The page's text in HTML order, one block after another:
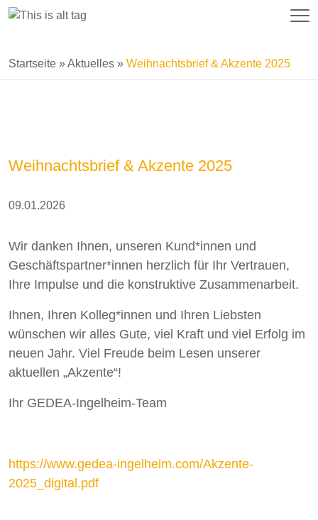
Startseite »Aktuelles » Weihnachtsbrief & Akzente 2025
Weihnachtsbrief & Akzente 2025
09.01.2026
Wir danken Ihnen, unseren Kund*innen und
Geschäftspartner*innen herzlich für Ihr Vertrauen,
Ihre Impulse und die konstruktive Zusammenarbeit.
Ihnen, Ihren Kolleg*innen und Ihren Liebsten
wünschen wir alles Gute, viel Kraft und viel Erfolg im
neuen Jahr. Viel Freude beim Lesen unserer
aktuellen „Akzente“!
Ihr GEDEA-Ingelheim-Team
https://www.gedea-ingelheim.com/Akzente-
2025_digital.pdf